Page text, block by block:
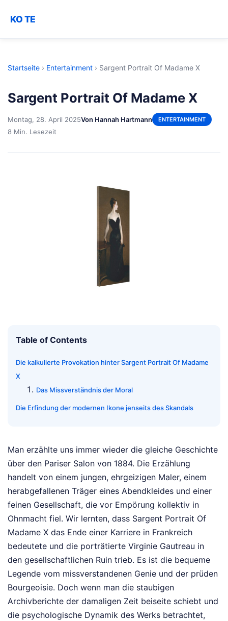
KO TE
Startseite › Entertainment › Sargent Portrait Of Madame X
Sargent Portrait Of Madame X
Montag, 28. April 2025Von Hannah Hartmann ENTERTAINMENT
8 Min. Lesezeit
Table of Contents
Die kalkulierte Provokation hinter Sargent Portrait Of Madame
X
Das Missverständnis der Moral
Die Erfindung der modernen Ikone jenseits des Skandals
Man erzählte uns immer wieder die gleiche Geschichte
über den Pariser Salon von 1884. Die Erzählung
handelt von einem jungen, ehrgeizigen Maler, einem
herabgefallenen Träger eines Abendkleides und einer
feinen Gesellschaft, die vor Empörung kollektiv in
Ohnmacht fiel. Wir lernten, dass Sargent Portrait Of
Madame X das Ende einer Karriere in Frankreich
bedeutete und die porträtierte Virginie Gautreau in
den gesellschaftlichen Ruin trieb. Es ist die bequeme
Legende vom missverstandenen Genie und der prüden
Bourgeoisie. Doch wenn man die staubigen
Archivberichte der damaligen Zeit beiseite schiebt und
die psychologische Dynamik des Werks betrachtet,